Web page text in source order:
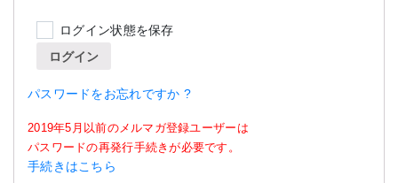
ログイン状態を保存
ログイン
パスワードをお忘れですか ?
2019年5月以前のメルマガ登録ユーザーは
パスワードの再発行手続きが必要です。
手続きはこちら